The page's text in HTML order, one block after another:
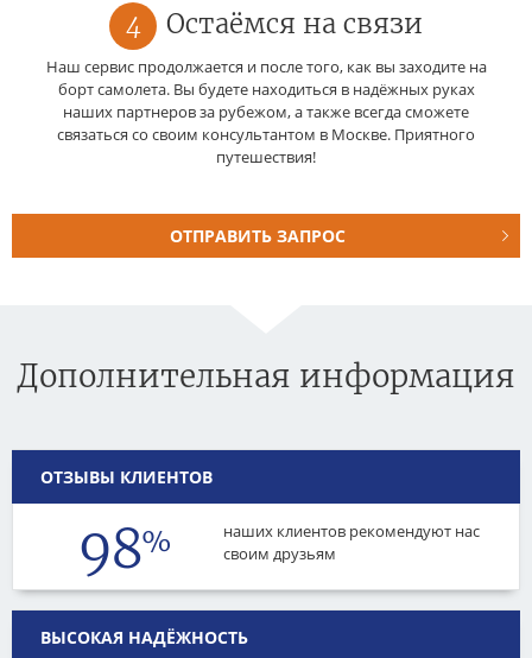
4 Остаёмся на связи
Наш сервис продолжается и после того, как вы заходите на
борт самолета. Вы будете находиться в надёжных руках
наших партнеров за рубежом, а также всегда сможете
связаться со своим консультантом в Москве. Приятного
путешествия!
ОТПРАВИТЬ ЗАПРОС
Дополнительная информация
ОТЗЫВЫ КЛИЕНТОВ
98%
наших клиентов рекомендуют нас
своим друзьям
ВЫСОКАЯ НАДЁЖНОСТЬ